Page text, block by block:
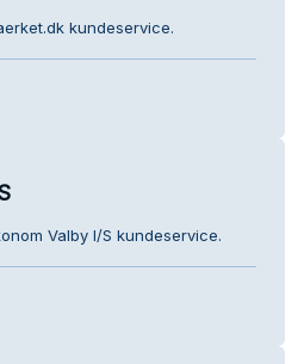
kundeservice.
Valby I/S kundeservice.